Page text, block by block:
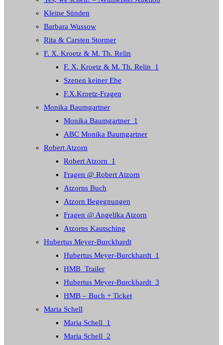
Kleine Sünden
Barbara Wussow
Rita & Carsten Stormer
F. X. Kroetz & M. Th. Relin
F. X. Kroetz & M. Th. Relin_1
Szenen keiner Ehe
F.X.Kroetz-Fragen
Monika Baumgartner
Monika Baumgartner_1
ABC Monika Baumgartner
Robert Atzorn
Robert Atzorn_1
Fragen @ Robert Atzorn
Atzorns Buch
Atzorn Begegnungen
Fragen @ Angelika Atzorn
Atzorns Kautsching
Hubertus Meyer-Burckhardt
Hubertus Meyer-Burckhardt_1
HMB_Trailer
Hubertus Meyer-Burckhardt_3
HMB – Buch + Ticket
Maria Schell
Maria Schell_1
Maria Schell_2